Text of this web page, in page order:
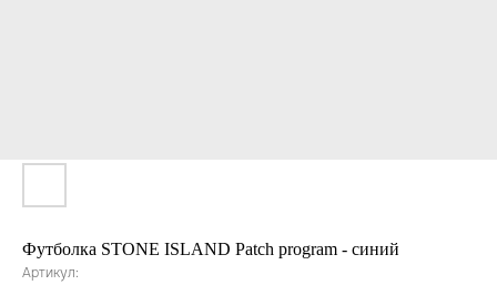
Футболка STONE ISLAND Patch program - синий
Артикул: